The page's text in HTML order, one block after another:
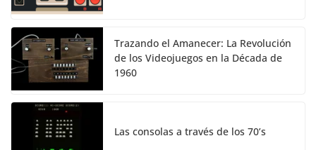
Trazando el Amanecer: La Revolución
de los Videojuegos en la Década de
1960
Las consolas a través de los 70’s